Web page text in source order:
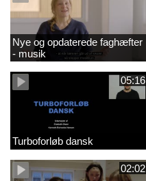
Nye og opdaterede faghæfter
- musik
05:16
Turboforløb dansk
02:02